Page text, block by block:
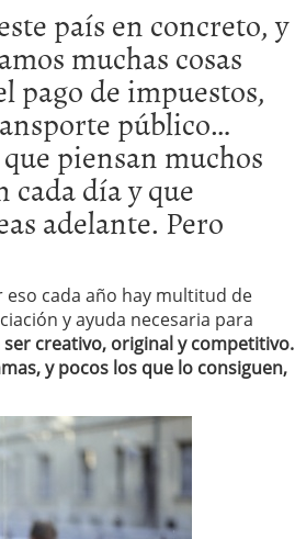
el Préstamo Promotor privado
de 2025
opción para gestionar tus
financiera: cómo anticiparte
3 de octubre de 2025
país en concreto, y
muchas cosas
pago de impuestos,
público…
piensan muchos
cada día y que
adelante. Pero
eso cada año hay multitud de
y ayuda necesaria para
creativo, original y competitivo.
y pocos los que lo consiguen,